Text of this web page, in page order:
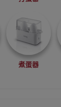
煮蛋器